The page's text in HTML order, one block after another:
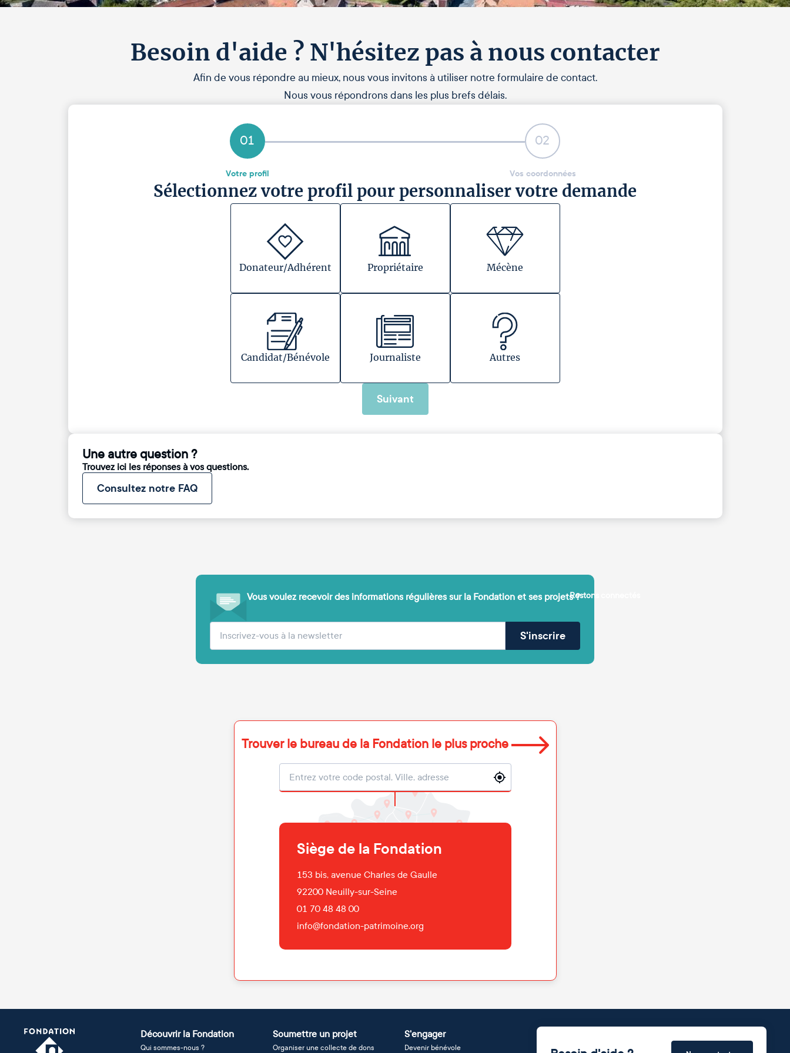
Besoin d'aide ? N'hésitez pas à nous contacter
Afin de vous répondre au mieux, nous vous invitons à utiliser notre formulaire de contact.
Nous vous répondrons dans les plus brefs délais.
01
Votre profil
02
Vos coordonnées
Sélectionnez votre profil pour personnaliser votre demande
Donateur/Adhérent Propriétaire Mécène
Candidat/Bénévole Journaliste Autres
Suivant
Une autre question ?
Trouvez ici les réponses à vos questions.
Consultez notre FAQ
Vous voulez recevoir des informations régulières sur la Fondation et ses projets ?
Votre adresse e-mail (obligatoire) S'inscrire
Restons connectés
Trouver le bureau de la Fondation le plus proche
Localisation
Siège de la Fondation
153 bis, avenue Charles de Gaulle
92200 Neuilly-sur-Seine
01 70 48 48 00
info@fondation-patrimoine.org
Découvrir la Fondation
Qui sommes-nous ?
Soumettre un projet
Organiser une collecte de dons
S'engager
Devenir bénévole